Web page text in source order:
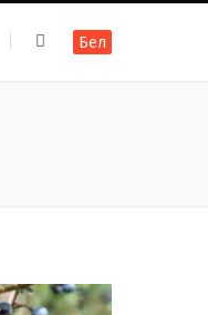
Бел